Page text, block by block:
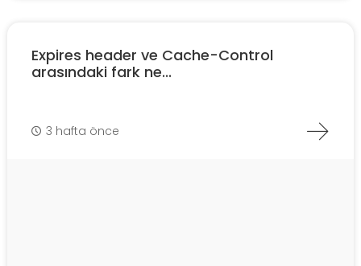
Expires header ve Cache-Control
arasındaki fark ne...
3 hafta önce